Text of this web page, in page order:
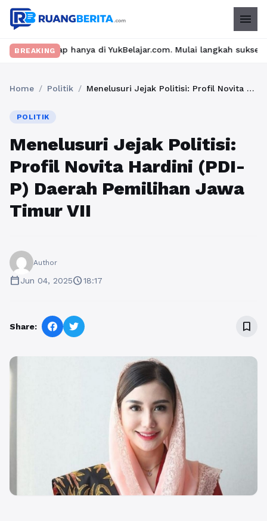
menu
BREAKING
di YukBelajar.com. Mulai langkah suksesmu hari ini! •
Home / Politik / Menelusuri Jejak Politisi: Profil Novita Hardini (PDI-P) Daerah Pemilihan Jawa Timur VII
POLITIK
Menelusuri Jejak Politisi:
Profil Novita Hardini (PDI-
P) Daerah Pemilihan Jawa
Timur VII
Author
calendar_todayJun 04, 2025schedule18:17
Share: bookmark_border